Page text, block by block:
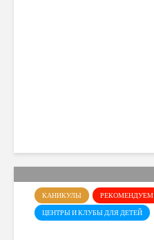
КАНИКУЛЫ
РЕКОМЕНДУЕМ
ЦЕНТРЫ И КЛУБЫ ДЛЯ ДЕТЕЙ